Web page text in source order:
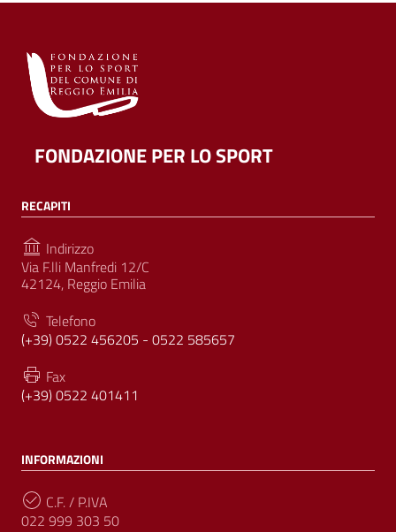
FONDAZIONE PER LO SPORT
RECAPITI
Indirizzo
Via F.lli Manfredi 12/C
42124, Reggio Emilia
Telefono
(+39) 0522 456205 - 0522 585657
Fax
(+39) 0522 401411
INFORMAZIONI
C.F. / P.IVA
022 999 303 50